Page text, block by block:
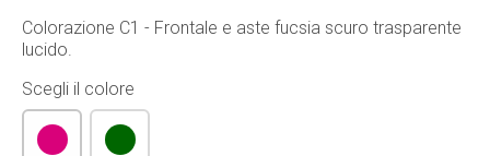
Colorazione C1 - Frontale e aste fucsia scuro trasparente
lucido.
Scegli il colore